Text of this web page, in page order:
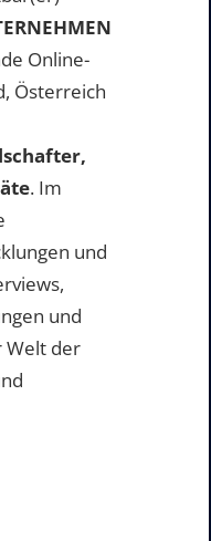
Online-
Österreich
. Im
und
und
Welt der